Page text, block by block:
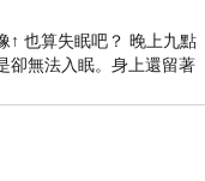
↑ 也算失眠吧？ 晚上九點
卻無法入眠。身上還留著